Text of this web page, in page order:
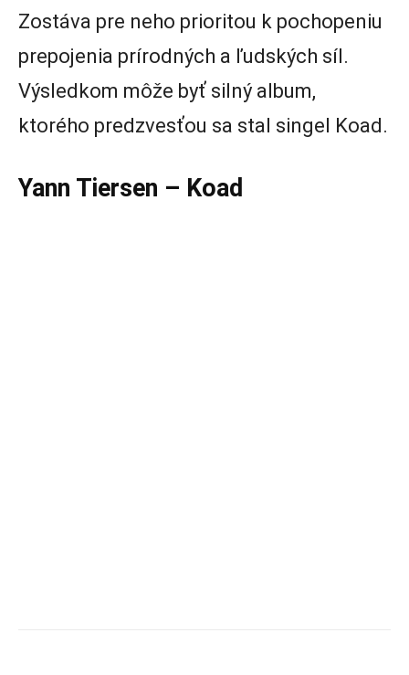
Zostáva pre neho prioritou k pochopeniu
prepojenia prírodných a ľudských síl.
Výsledkom môže byť silný album,
ktorého predzvesťou sa stal singel Koad.
Yann Tiersen – Koad